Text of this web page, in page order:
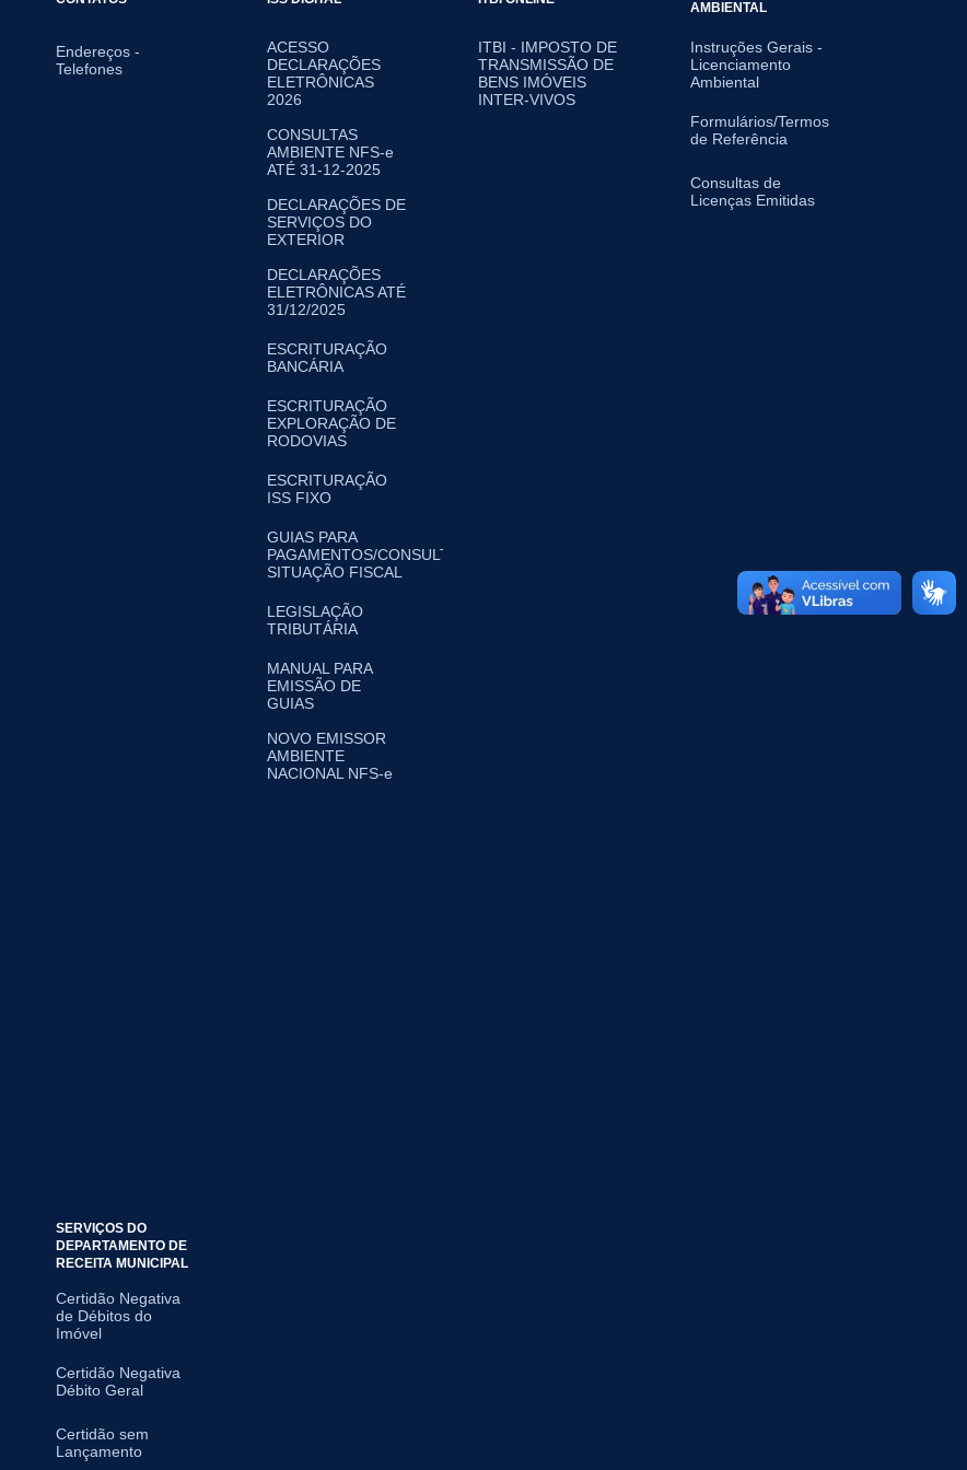
Endereços -
Telefones
ACESSO
DECLARAÇÕES
ELETRÔNICAS
2026
CONSULTAS
AMBIENTE NFS-e
ATÉ 31-12-2025
DECLARAÇÕES DE
SERVIÇOS DO
EXTERIOR
DECLARAÇÕES
ELETRÔNICAS ATÉ
31/12/2025
ESCRITURAÇÃO
BANCÁRIA
ESCRITURAÇÃO
EXPLORAÇÃO DE
RODOVIAS
ESCRITURAÇÃO
ISS FIXO
GUIAS PARA
PAGAMENTOS/CONSULTA
SITUAÇÃO FISCAL
LEGISLAÇÃO
TRIBUTÁRIA
MANUAL PARA
EMISSÃO DE
GUIAS
NOVO EMISSOR
AMBIENTE
NACIONAL NFS-e
ITBI - IMPOSTO DE
TRANSMISSÃO DE
BENS IMÓVEIS
INTER-VIVOS
AMBIENTAL
Instruções Gerais -
Licenciamento
Ambiental
Formulários/Termos
de Referência
Consultas de
Licenças Emitidas
SERVIÇOS DO
DEPARTAMENTO DE
RECEITA MUNICIPAL
Certidão Negativa
de Débitos do
Imóvel
Certidão Negativa
Débito Geral
Certidão sem
Lançamento